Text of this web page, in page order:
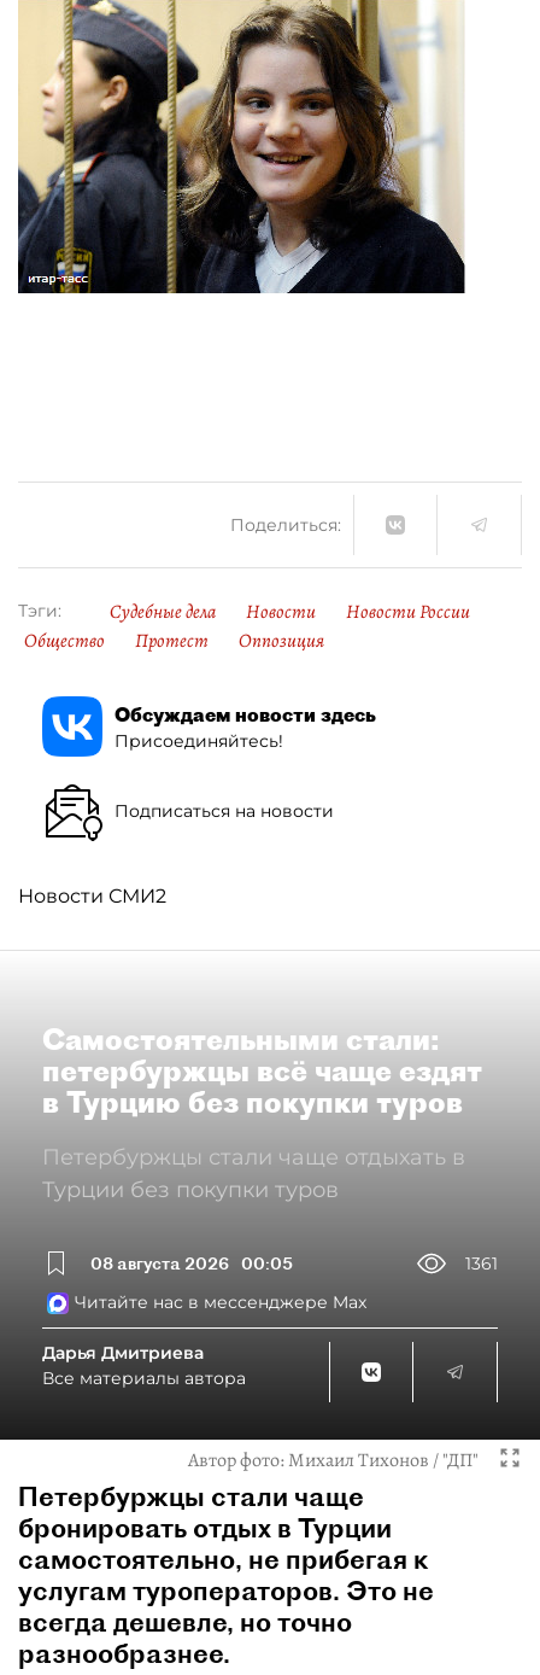
Поделиться:
Тэги: Судебные дела Новости
Новости России
Общество
Протест Оппозиция
Обсуждаем новости здесь
Присоединяйтесь!
Подписаться на новости
Новости СМИ2
Самостоятельными стали:
петербуржцы всё чаще ездят
в Турцию без покупки туров
Петербуржцы стали чаще отдыхать в
Турции без покупки туров
08 августа 2026 00:05
1361
Читайте нас в мессенджере Max
Дарья Дмитриева
Все материалы автора
Автор фото:Михаил Тихонов / "ДП"
Петербуржцы стали чаще
бронировать отдых в Турции
самостоятельно, не прибегая к
услугам туроператоров. Это не
всегда дешевле, но точно
разнообразнее.